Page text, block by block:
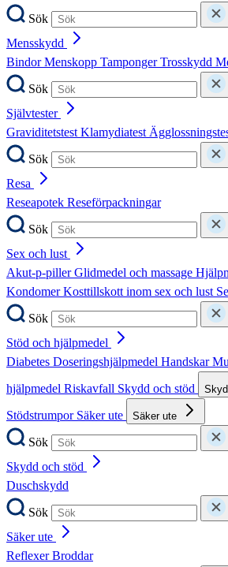
Sök
Mensskydd
BindorMenskopp TampongerTrosskydd
Sök
Självtester
GraviditetstestKlamydiatest
Sök
Resa
Reseapotek Reseförpackningar
Sök
Sex och lust
Akut-p-pillerGlidmedel och massage
KondomerKosttillskott inom sex och lust
Sök
Stöd och hjälpmedel
Diabetes Doseringshjälpmedel Handskar
hjälpmedel Riskavfall Skydd och stöd
Stödstrumpor Säker ute Säker ute
Sök
Skydd och stöd
Duschskydd
Sök
Säker ute
ReflexerBroddar